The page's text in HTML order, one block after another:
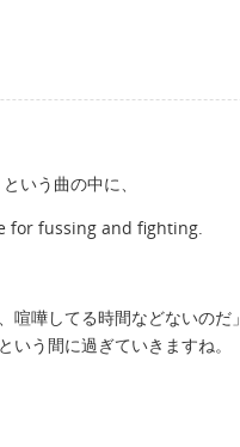
いう曲の中に、
for fussing and fighting.
喧嘩してる時間などないのだ」
いう間に過ぎていきますね。